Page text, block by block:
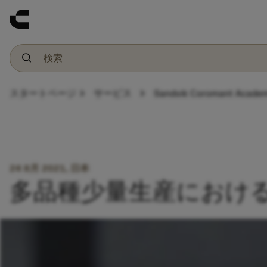
chevron_right chevron_right Sandvik Coromant
24 8月 2021, 日本
多品種少量生産におけ